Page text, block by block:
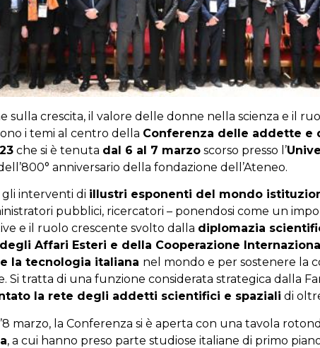
sulla crescita, il valore delle donne nella scienza e il
i temi al centro della Conferenza delle addette e
che si è tenuta dal 6 al 7 marzo scorso presso l’
anniversario della fondazione dell’Ateneo.
gli interventi di illustri esponenti del mondo
pubblici, ricercatori – ponendosi come un
e il ruolo crescente svolto dalla diplomazia
Affari Esteri e della Cooperazione
la tecnologia italiana nel mondo e per sostenere la
Si tratta di una funzione considerata strategica dalla
la rete degli addetti scientifici e spaziali di
marzo, la Conferenza si è aperta con una tavola
, a cui hanno preso parte studiose italiane di primo